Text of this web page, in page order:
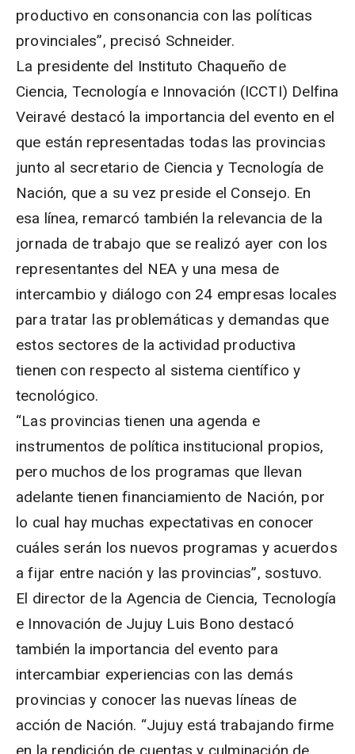
productivo en consonancia con las políticas
provinciales”, precisó Schneider.
La presidente del Instituto Chaqueño de
Ciencia, Tecnología e Innovación (ICCTI) Delfina
Veiravé destacó la importancia del evento en el
que están representadas todas las provincias
junto al secretario de Ciencia y Tecnología de
Nación, que a su vez preside el Consejo. En
esa línea, remarcó también la relevancia de la
jornada de trabajo que se realizó ayer con los
representantes del NEA y una mesa de
intercambio y diálogo con 24 empresas locales
para tratar las problemáticas y demandas que
estos sectores de la actividad productiva
tienen con respecto al sistema científico y
tecnológico.
“Las provincias tienen una agenda e
instrumentos de política institucional propios,
pero muchos de los programas que llevan
adelante tienen financiamiento de Nación, por
lo cual hay muchas expectativas en conocer
cuáles serán los nuevos programas y acuerdos
a fijar entre nación y las provincias”, sostuvo.
El director de la Agencia de Ciencia, Tecnología
e Innovación de Jujuy Luis Bono destacó
también la importancia del evento para
intercambiar experiencias con las demás
provincias y conocer las nuevas líneas de
acción de Nación. “Jujuy está trabajando firme